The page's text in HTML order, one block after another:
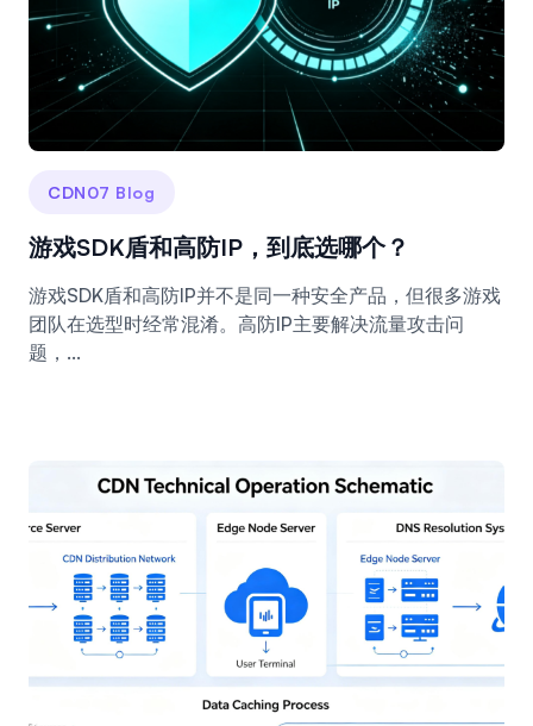
CDN07 Blog
游戏SDK盾和高防IP，到底选哪个？
游戏SDK盾和高防IP并不是同一种安全产品，但很多游戏
团队在选型时经常混淆。高防IP主要解决流量攻击问
题，...